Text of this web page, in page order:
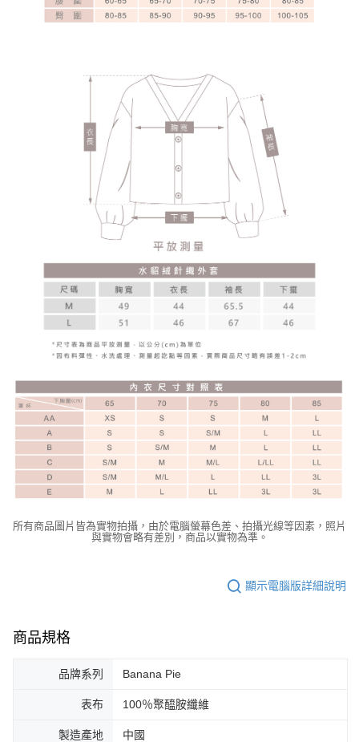
所有商品圖片皆為實物拍攝，由於電腦螢幕色差、拍攝光線等因素，照片
與實物會略有差別，商品以實物為準。
顯示電腦版詳細說明
商品規格
品牌系列 Banana Pie
表布 100％聚醯胺纖維
製造產地 中國